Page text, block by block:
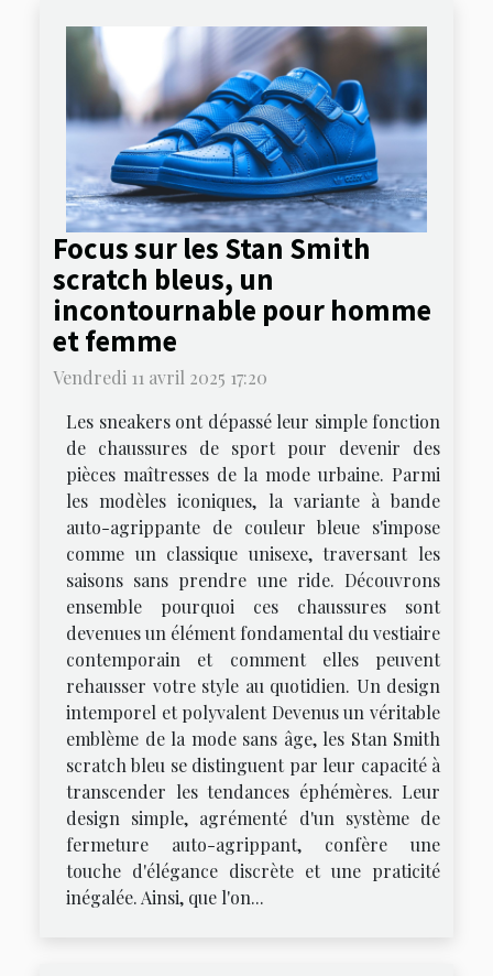
Focus sur les Stan Smith
scratch bleus, un
incontournable pour homme
et femme
Vendredi 11 avril 2025 17:20
Les sneakers ont dépassé leur simple fonction
de chaussures de sport pour devenir des
pièces maîtresses de la mode urbaine. Parmi
les modèles iconiques, la variante à bande
auto-agrippante de couleur bleue s'impose
comme un classique unisexe, traversant les
saisons sans prendre une ride. Découvrons
ensemble pourquoi ces chaussures sont
devenues un élément fondamental du vestiaire
contemporain et comment elles peuvent
rehausser votre style au quotidien. Un design
intemporel et polyvalent Devenus un véritable
emblème de la mode sans âge, les Stan Smith
scratch bleu se distinguent par leur capacité à
transcender les tendances éphémères. Leur
design simple, agrémenté d'un système de
fermeture auto-agrippant, confère une
touche d'élégance discrète et une praticité
inégalée. Ainsi, que l'on...